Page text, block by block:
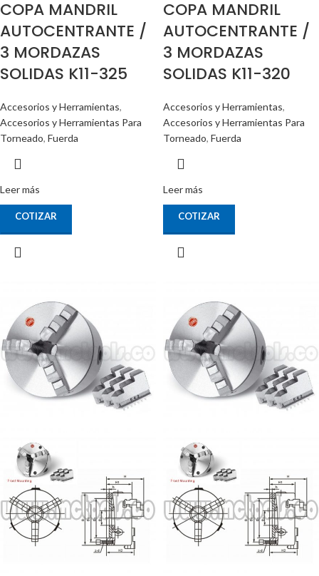
COPA MANDRIL
AUTOCENTRANTE /
3 MORDAZAS
SOLIDAS K11-325
Accesorios y Herramientas,
Accesorios y Herramientas Para
Torneado, Fuerda
Leer más
COTIZAR
COPA MANDRIL
AUTOCENTRANTE /
3 MORDAZAS
SOLIDAS K11-320
Accesorios y Herramientas,
Accesorios y Herramientas Para
Torneado, Fuerda
Leer más
COTIZAR